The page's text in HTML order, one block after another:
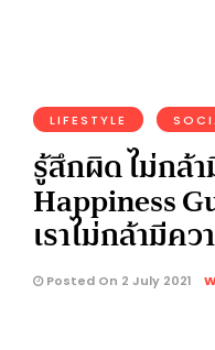
LIFESTYLE
รู้สึกผิด ไม่กล้
Happiness
เราไม่กล้ามีค
Posted On 2 July 2021